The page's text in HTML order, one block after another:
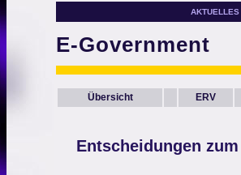
AKTUELLES
E-Government
Übersicht ERV
Entscheidungen